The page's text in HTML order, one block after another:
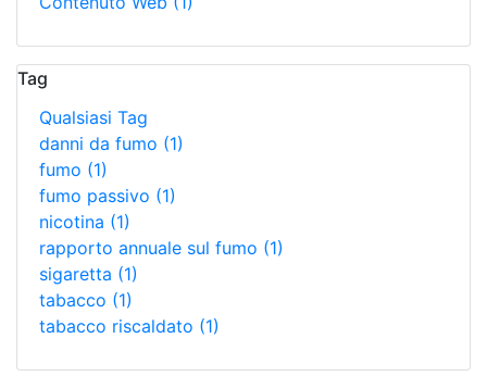
Tag
Qualsiasi Tag
danni da fumo (1)
fumo (1)
fumo passivo (1)
nicotina (1)
rapporto annuale sul fumo (1)
sigaretta (1)
tabacco (1)
tabacco riscaldato (1)